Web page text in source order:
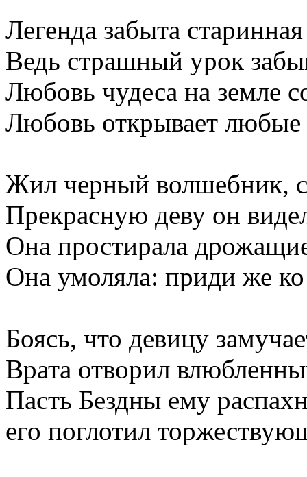
Легенда забыта
Ведь страшный урок
Любовь чудеса на земле
Любовь открывает
Жил черный волшебник,
Прекрасную деву он
Она простирала
Она умоляла: приди же
Боясь, что девицу
Врата отворил
Пасть Бездны ему
его поглотил